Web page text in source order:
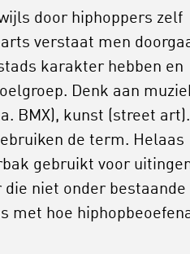
door hiphoppers zelf
verstaat men
karakter hebben en
Denk aan
BMX), kunst (street art).
de term. Helaas
gebruikt voor
niet onder bestaande
met hoe